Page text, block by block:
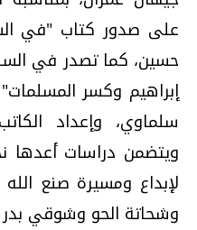
على صدور كتاب "في
حسين، كما تصدر في
إبراهيم وكسر
سلماوي، وإعداد
ويتضمن دراسات أعدها
لإبداع ومسيرة صنع
وشحاتة الحو وشوقي